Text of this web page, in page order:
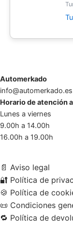
Automerkado
info@automerkado.es
Horario de atención
Lunes a viernes
9.00h a 14.00h
16.00h a 19.00h
📄 Aviso legal
🔐 Política de
🍪 Política de
📜 Condiciones
🔁 Política de